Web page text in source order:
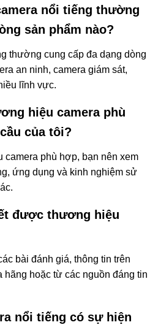
nổi tiếng thường
sản phẩm nào?
thường cung cấp đa dạng dòng
an ninh, camera giám sát,
lĩnh vực.
hiệu camera phù
của tôi?
phù hợp, bạn nên xem
ứng dụng và kinh nghiệm sử
được thương hiệu
bài đánh giá, thông tin trên
hãng hoặc từ các nguồn đáng tin
nổi tiếng có sự hiện